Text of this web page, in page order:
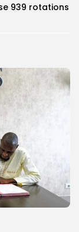
939 rotations